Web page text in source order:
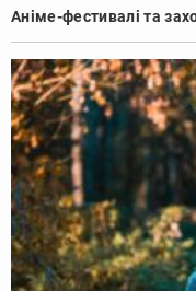
Аніме-фестивалі та